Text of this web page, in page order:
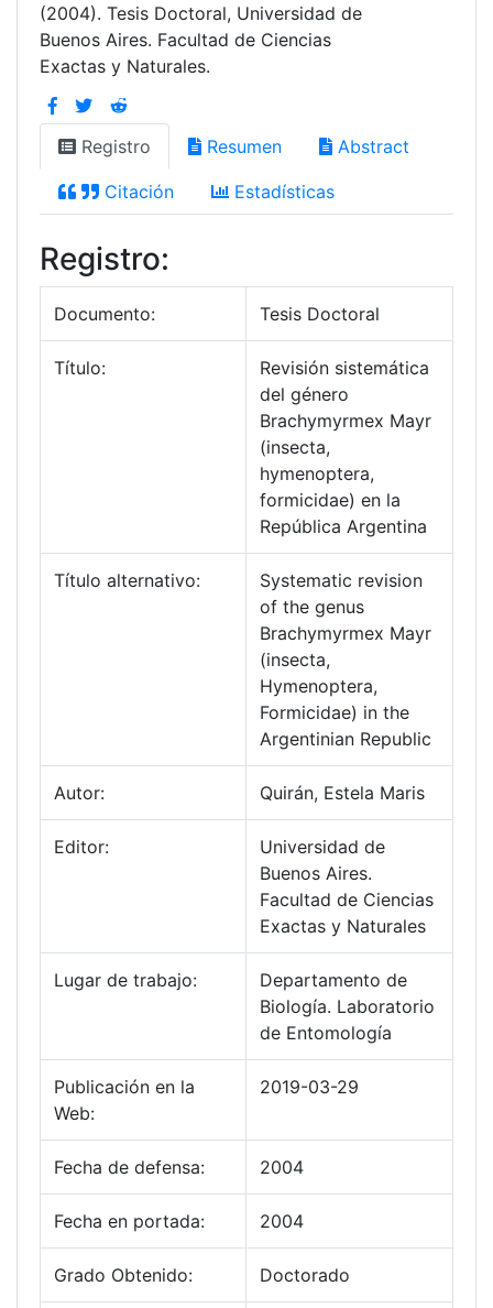
(2004). Tesis Doctoral, Universidad de
Buenos Aires. Facultad de Ciencias
Exactas y Naturales.
Registro Resumen Abstract
Citación Estadísticas
Registro:
Documento: Tesis Doctoral
Título:
Revisión sistemática
del género
Brachymyrmex Mayr
(insecta,
hymenoptera,
formicidae) en la
República Argentina
Título alternativo:
Systematic revision
of the genus
Brachymyrmex Mayr
(insecta,
Hymenoptera,
Formicidae) in the
Argentinian Republic
Autor: Quirán, Estela Maris
Editor:
Universidad de
Buenos Aires.
Facultad de Ciencias
Exactas y Naturales
Lugar de trabajo:
Departamento de
Biología. Laboratorio
de Entomología
Publicación en la
Web:
2019-03-29
Fecha de defensa: 2004
Fecha en portada: 2004
Grado Obtenido: Doctorado